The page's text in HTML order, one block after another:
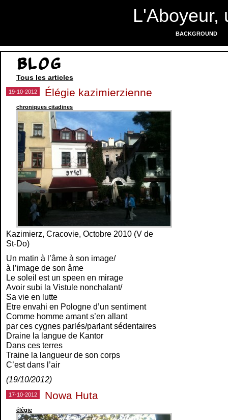
L'Aboyeur,
BACKGROUND
Blog
Tous les articles
19-10-2012 Élégie kazimierzienne
chroniques citadines
Kazimierz, Cracovie, Octobre 2010 (V de
St-Do)
Un matin à l’âme à son image/
à l’image de son âme
Le soleil est un speen en mirage
Avoir subi la Vistule nonchalant/
Sa vie en lutte
Etre envahi en Pologne d’un sentiment
Comme homme amant s’en allant
par ces cygnes parlés/parlant sédentaires
Draine la langue de Kantor
Dans ces terres
Traine la langueur de son corps
C’est dans l’air
(19/10/2012)
17-10-2012 Nowa Huta
élégie